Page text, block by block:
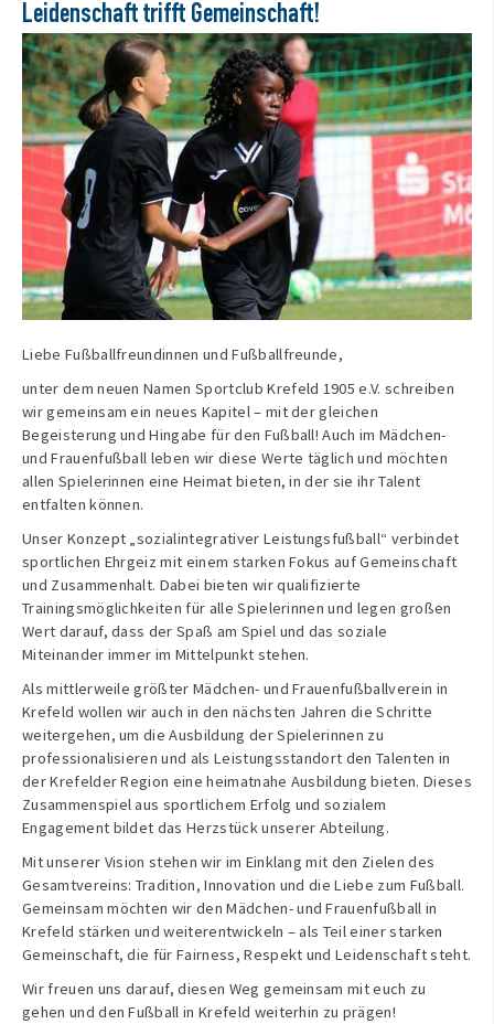
Leidenschaft trifft Gemeinschaft!
Liebe Fußballfreundinnen und Fußballfreunde,
unter dem neuen Namen Sportclub Krefeld 1905 e.V. schreiben
wir gemeinsam ein neues Kapitel – mit der gleichen
Begeisterung und Hingabe für den Fußball! Auch im Mädchen-
und Frauenfußball leben wir diese Werte täglich und möchten
allen Spielerinnen eine Heimat bieten, in der sie ihr Talent
entfalten können.
Unser Konzept „sozialintegrativer Leistungsfußball“ verbindet
sportlichen Ehrgeiz mit einem starken Fokus auf Gemeinschaft
und Zusammenhalt. Dabei bieten wir qualifizierte
Trainingsmöglichkeiten für alle Spielerinnen und legen großen
Wert darauf, dass der Spaß am Spiel und das soziale
Miteinander immer im Mittelpunkt stehen.
Als mittlerweile größter Mädchen- und Frauenfußballverein in
Krefeld wollen wir auch in den nächsten Jahren die Schritte
weitergehen, um die Ausbildung der Spielerinnen zu
professionalisieren und als Leistungsstandort den Talenten in
der Krefelder Region eine heimatnahe Ausbildung bieten. Dieses
Zusammenspiel aus sportlichem Erfolg und sozialem
Engagement bildet das Herzstück unserer Abteilung.
Mit unserer Vision stehen wir im Einklang mit den Zielen des
Gesamtvereins: Tradition, Innovation und die Liebe zum Fußball.
Gemeinsam möchten wir den Mädchen- und Frauenfußball in
Krefeld stärken und weiterentwickeln – als Teil einer starken
Gemeinschaft, die für Fairness, Respekt und Leidenschaft steht.
Wir freuen uns darauf, diesen Weg gemeinsam mit euch zu
gehen und den Fußball in Krefeld weiterhin zu prägen!